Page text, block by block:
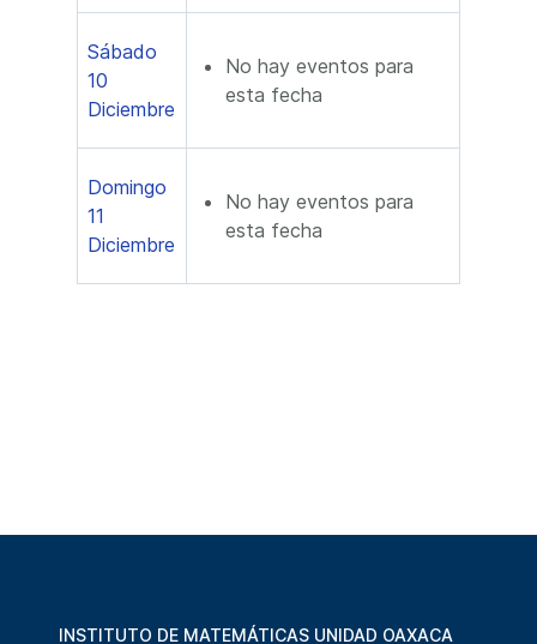
Sábado
10
Diciembre
No hay eventos para
esta fecha
Domingo
11
Diciembre
No hay eventos para
esta fecha
INSTITUTO DE MATEMÁTICAS UNIDAD OAXACA